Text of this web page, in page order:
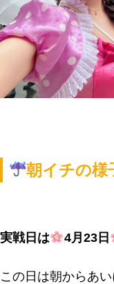
朝イチの様
実戦日は 4月23日
この日は朝からあ